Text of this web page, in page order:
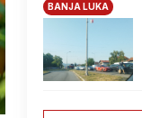
BANJA LUKA